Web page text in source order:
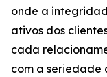
onde a
ativos dos
cada
com a seriedade